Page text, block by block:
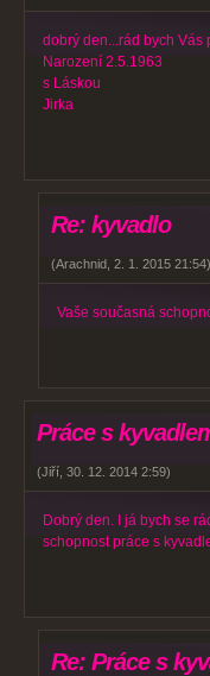
dobrý den...rád bych Vás
Narození 2.5.1963
s Láskou
Jirka
Re: kyvadlo
(Arachnid 2. 1. 2015 21:54)
Vaše současná
Práce s
(Jiří 30. 12. 2014 2:59)
Dobrý den. I já bych se
schopnost práce s
Re: Práce s